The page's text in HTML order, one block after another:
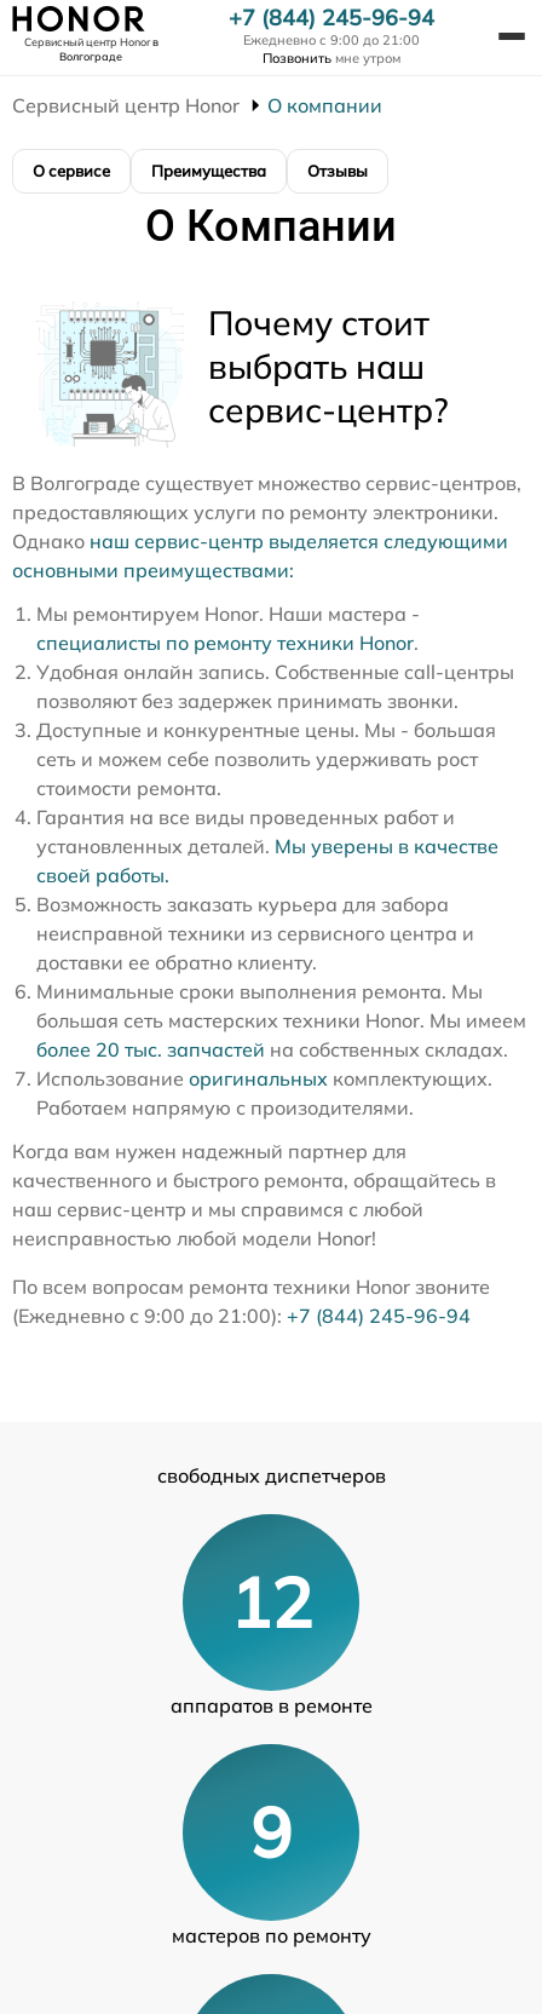
Сервисный центр Honorв
Волгограде
+7 (844) 245-96-94
Ежедневно с 9:00 до 21:00
Позвонить мне утром
Сервисный центр Honor О компании
О сервисе Преимущества Отзывы
О Компании
Почему стоит
выбрать наш
сервис-центр?
В Волгограде существует множество сервис-центров,
предоставляющих услуги по ремонту электроники.
Однако наш сервис-центр выделяется следующими
основными преимуществами:
Мы ремонтируем Honor. Наши мастера -
специалисты по ремонту техники Honor.
Удобная онлайн запись. Собственные call-центры
позволяют без задержек принимать звонки.
Доступные и конкурентные цены. Мы - большая
сеть и можем себе позволить удерживать рост
стоимости ремонта.
Гарантия на все виды проведенных работ и
установленных деталей. Мы уверены в качестве
своей работы.
Возможность заказать курьера для забора
неисправной техники из сервисного центра и
доставки ее обратно клиенту.
Минимальные сроки выполнения ремонта. Мы
большая сеть мастерских техники Honor. Мы имеем
более 20 тыс. запчастей на собственных складах.
Использование оригинальных комплектующих.
Работаем напрямую с произодителями.
Когда вам нужен надежный партнер для
качественного и быстрого ремонта, обращайтесь в
наш сервис-центр и мы справимся с любой
неисправностью любой модели Honor!
По всем вопросам ремонта техники Honor звоните
(Ежедневно с 9:00 до 21:00): +7 (844) 245-96-94
свободных диспетчеров
12
аппаратов в ремонте
9
мастеров по ремонту